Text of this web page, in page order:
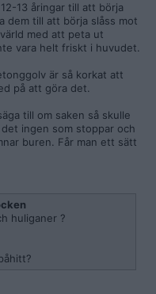
13 åringar till att börja
dem till att börja slåss mot
med att peta ut
vara helt friskt i huvudet.
är så korkat att
på att göra det.
till om saken så skulle
ingen som stoppar och
buren. Får man ett sätt
huliganer ?